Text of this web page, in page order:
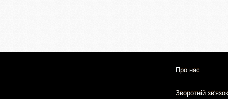
Про нас
Зворотній зв'язок